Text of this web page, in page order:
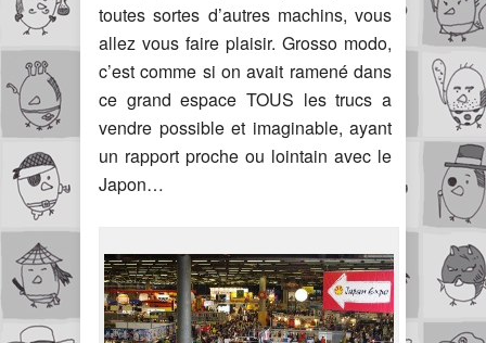
toutes sortes d’autres machins, vous
allez vous faire plaisir. Grosso modo,
c’est comme si on avait ramené dans
ce grand espace TOUS les trucs a
vendre possible et imaginable, ayant
un rapport proche ou lointain avec le
Japon…